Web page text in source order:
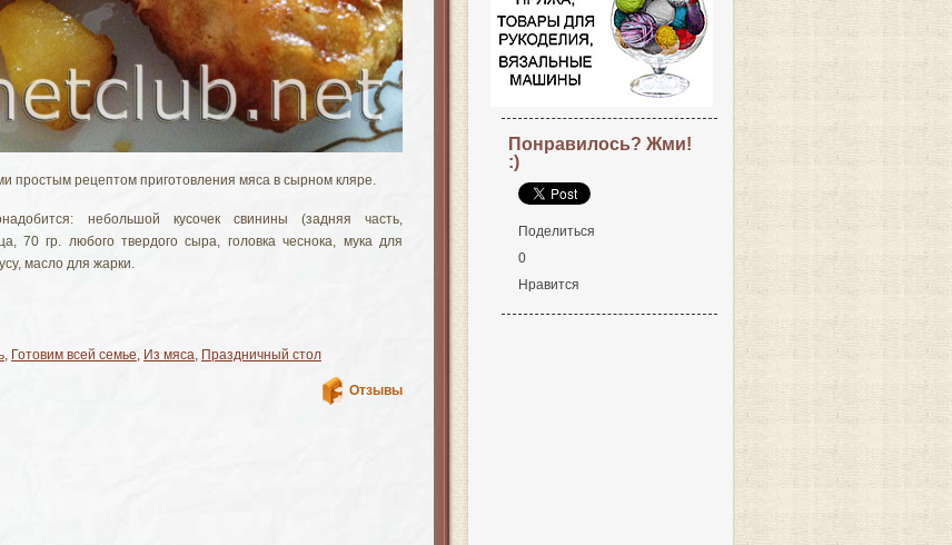
простым рецептом приготовления мяса в сырном кляре.
небольшой кусочек свинины (задняя часть,
70 гр. любого твердого сыра, головка чеснока, мука для
масло для жарки.
, Готовим всей семье, Из мяса, Праздничный стол
Отзывы
Понравилось? Жми!
:)
Поделиться
0
Нравится